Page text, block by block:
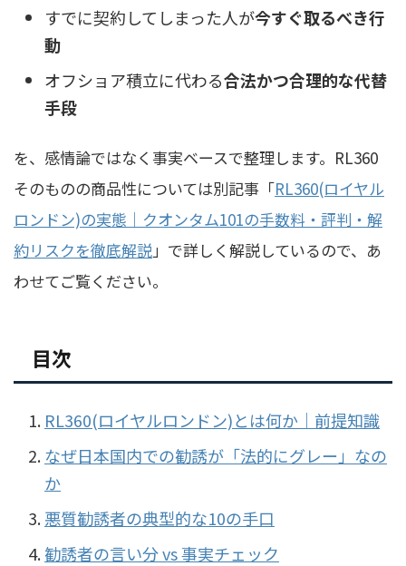
すでに契約してしまった人が今すぐ取るべき行
動
オフショア積立に代わる合法かつ合理的な代替
手段
を、感情論ではなく事実ベースで整理します。RL360
そのものの商品性については別記事「RL360(ロイヤル
ロンドン)の実態｜クオンタム101の手数料・評判・解
約リスクを徹底解説」で詳しく解説しているので、あ
わせてご覧ください。
目次
RL360(ロイヤルロンドン)とは何か｜前提知識
なぜ日本国内での勧誘が「法的にグレー」なの
か
悪質勧誘者の典型的な10の手口
勧誘者の言い分 vs 事実チェック